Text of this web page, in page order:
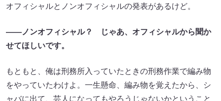
オフィシャルとノンオフィシャルの発表があるけど。
――ノンオフィシャル？ じゃあ、オフィシャルから聞か
せてほしいです。
もともと、俺は刑務所入っていたときの刑務作業で編み物
をやっていたわけよ。一生懸命、編み物を覚えたから、シ
ャバに出て、芸人になってもやろうじゃないかということ